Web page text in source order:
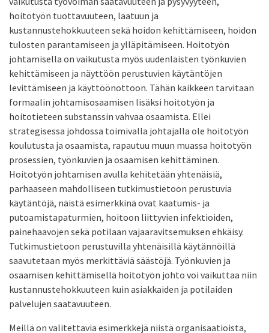
hoitotyön tuottavuuteen, laatuun ja
kustannustehokkuuteen sekä hoidon kehittämiseen, hoidon
tulosten parantamiseen ja ylläpitämiseen. Hoitotyön
johtamisella on vaikutusta myös uudenlaisten työnkuvien
kehittämiseen ja näyttöön perustuvien käytäntöjen
levittämiseen ja käyttöönottoon. Tähän kaikkeen tarvitaan
formaalin johtamisosaamisen lisäksi hoitotyön ja
hoitotieteen substanssin vahvaa osaamista. Ellei
strategisessa johdossa toimivalla johtajalla ole hoitotyön
koulutusta ja osaamista, rapautuu muun muassa hoitotyön
prosessien, työnkuvien ja osaamisen kehittäminen.
Hoitotyön johtamisen avulla kehitetään yhtenäisiä,
parhaaseen mahdolliseen tutkimustietoon perustuvia
käytäntöjä, näistä esimerkkinä ovat kaatumis- ja
putoamistapaturmien, hoitoon liittyvien infektioiden,
painehaavojen sekä potilaan vajaaravitsemuksen ehkäisy.
Tutkimustietoon perustuvilla yhtenäisillä käytännöillä
saavutetaan myös merkittäviä säästöjä. Työnkuvien ja
osaamisen kehittämisellä hoitotyön johto voi vaikuttaa niin
kustannustehokkuuteen kuin asiakkaiden ja potilaiden
palvelujen saatavuuteen.
Meillä on valitettavia esimerkkejä niistä organisaatioista,